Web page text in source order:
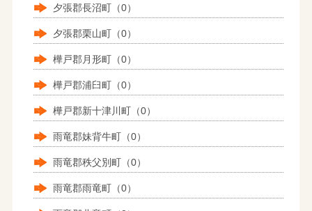
夕張郡長沼町（0）
夕張郡栗山町（0）
樺戸郡月形町（0）
樺戸郡浦臼町（0）
樺戸郡新十津川町（0）
雨竜郡妹背牛町（0）
雨竜郡秩父別町（0）
雨竜郡雨竜町（0）